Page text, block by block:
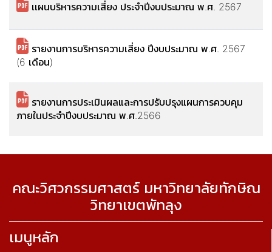
เเผนบริหารความเสี่ยง ประจำปีงบประมาณ พ.ศ. 2567
รายงานการบริหารความเสี่ยง ปีงบประมาณ พ.ศ. 2567
(6 เดือน)
รายงานการประเมินผลและการปรับปรุงแผนการควบคุม
ภายในประจำปีงบประมาณ พ.ศ.2566
คณะวิศวกรรมศาสตร์ มหาวิทยาลัยทักษิณ
วิทยาเขตพัทลุง
เมนูหลัก